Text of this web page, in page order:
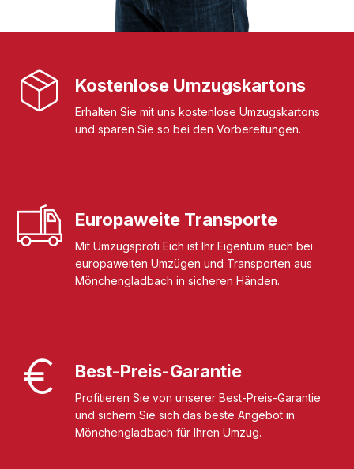
Kostenlose Umzugskartons
Erhalten Sie mit uns kostenlose Umzugskartons
und sparen Sie so bei den Vorbereitungen.
Europaweite Transporte
Mit Umzugsprofi Eich ist Ihr Eigentum auch bei
europaweiten Umzügen und Transporten aus
Mönchengladbach in sicheren Händen.
Best-Preis-Garantie
Profitieren Sie von unserer Best-Preis-Garantie
und sichern Sie sich das beste Angebot in
Mönchengladbach für Ihren Umzug.